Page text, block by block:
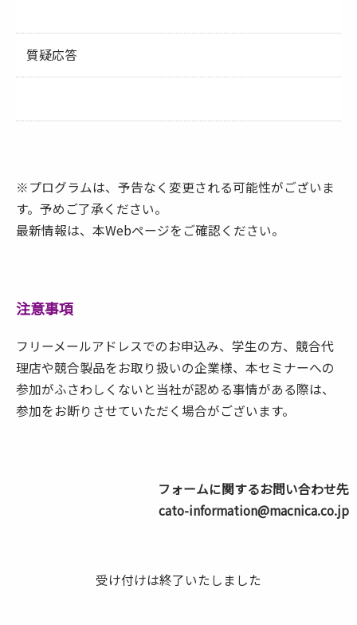
質疑応答
※プログラムは、予告なく変更される可能性がございま
す。予めご了承ください。
最新情報は、本Webページをご確認ください。
注意事項
フリーメールアドレスでのお申込み、学生の方、競合代
理店や競合製品をお取り扱いの企業様、本セミナーへの
参加がふさわしくないと当社が認める事情がある際は、
参加をお断りさせていただく場合がございます。
フォームに関するお問い合わせ先
cato-information@macnica.co.jp
受け付けは終了いたしました